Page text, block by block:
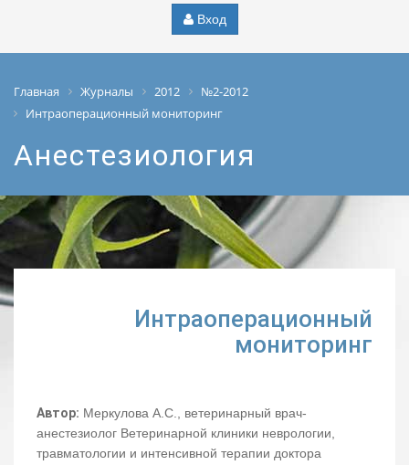
Вход
Главная Журналы 2012
№2-2012
Интраоперационный мониторинг
Анестезиология
Интраоперационный
мониторинг
Автор: Меркулова А.С., ветеринарный врач-
анестезиолог Ветеринарной клиники неврологии,
травматологии и интенсивной терапии доктора